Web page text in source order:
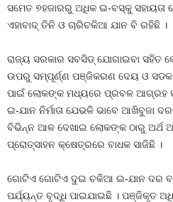
ସମେତ ୭ହଜାରରୁ ଅଧିକ ଇ-ବସ୍‍କୁ
ଏହାବାଦ୍‍ ତିନି ଓ ଚାରିଚକିଆ ଯାନ ବି ରହିଛି ।
ରାଜ୍ୟ ସରକାର ସବସିଡ୍‍ ଯୋଗାଇବା ସହିତ
ଉପରୁ ସମ୍ପୂର୍ଣ୍ଣ ପଞ୍ଜିକରଣ ଦେୟ ଓ ସଡକ
ପାଇଁ ଲୋକଙ୍କ ମଧ୍ୟରେ ପ୍ରବଳ ଆଗ୍ରହ
ଇ-ଯାନ ନିର୍ମାତା ଯେଭଳି ଭାବେ ଆଖିବୁଜା
ବିଭିନ୍ନ ଆଳ ଦେଖାଇ ଲୋକଙ୍କ ଠାରୁ ଅର୍ଥ
ପ୍ରୋତ୍ସାହନ କ୍ଷେତ୍ରରେ ବାଧକ ସାଜିଛି ।
ଗୋଟିଏ ଗୋଟିଏ ଦୁଇ ଚକିଆ ଇ-ଯାନ ଦର
ପର୍ଯ୍ୟନ୍ତ ବୃଦ୍ଧି ପାଇଯାଇଛି । ପଞ୍ଜିକୃତ